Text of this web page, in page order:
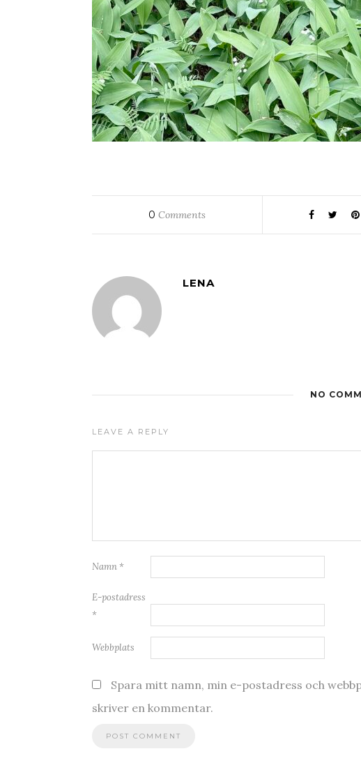
0 Comments
LENA
NO
LEAVE A REPLY
Namn *
E-postadress
*
Webbplats
Spara mitt namn, min e-postadress och
skriver en kommentar.